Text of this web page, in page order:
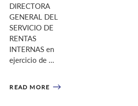
DIRECTORA
GENERAL DEL
SERVICIO DE
RENTAS
INTERNAS en
ejercicio de …
READ MORE